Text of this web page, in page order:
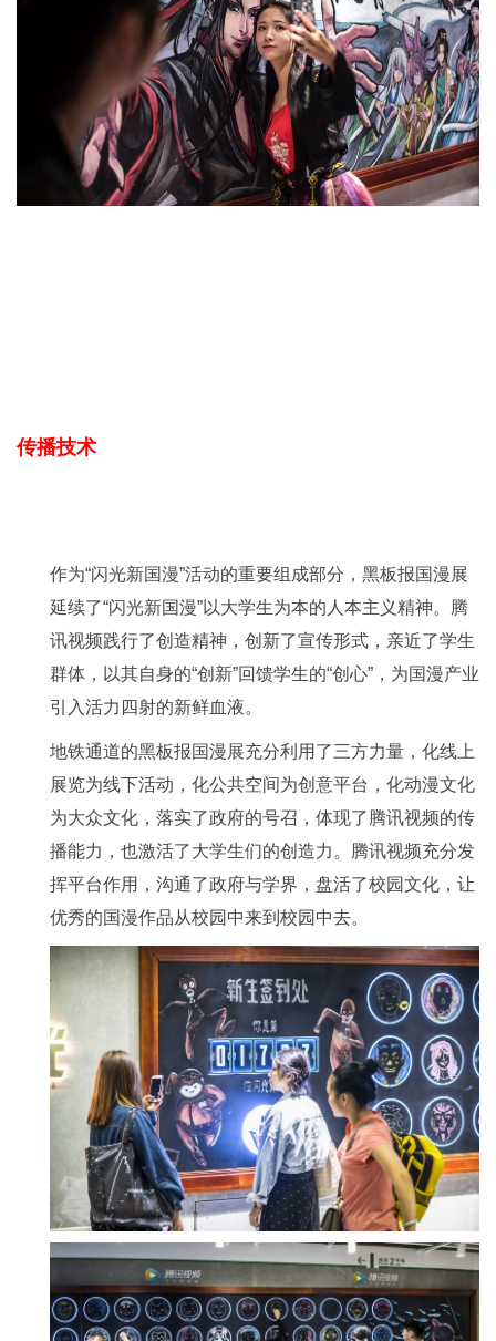
传播技术
作为“闪光新国漫”活动的重要组成部分，黑板报国漫展
延续了“闪光新国漫”以大学生为本的人本主义精神。腾
讯视频践行了创造精神，创新了宣传形式，亲近了学生
群体，以其自身的“创新”回馈学生的“创心”，为国漫产业
引入活力四射的新鲜血液。
地铁通道的黑板报国漫展充分利用了三方力量，化线上
展览为线下活动，化公共空间为创意平台，化动漫文化
为大众文化，落实了政府的号召，体现了腾讯视频的传
播能力，也激活了大学生们的创造力。腾讯视频充分发
挥平台作用，沟通了政府与学界，盘活了校园文化，让
优秀的国漫作品从校园中来到校园中去。